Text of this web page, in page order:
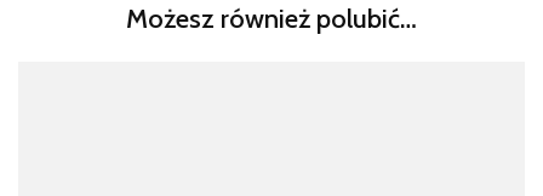
Możesz również polubić…